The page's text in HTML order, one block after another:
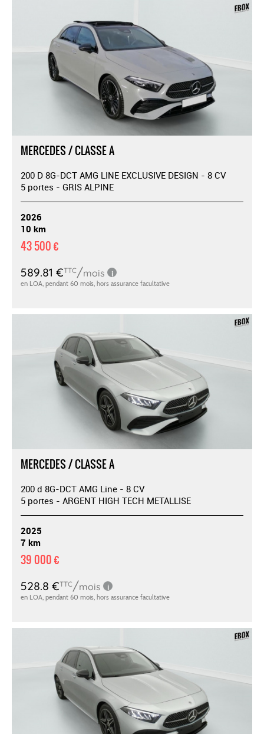
MERCEDES / CLASSE A
200 D 8G-DCT AMG LINE EXCLUSIVE DESIGN - 8 CV
5 portes - GRIS ALPINE
2026
10 km
43 500 €
MERCEDES / CLASSE A
200 d 8G-DCT AMG Line - 8 CV
5 portes - ARGENT HIGH TECH METALLISE
2025
7 km
39 000 €